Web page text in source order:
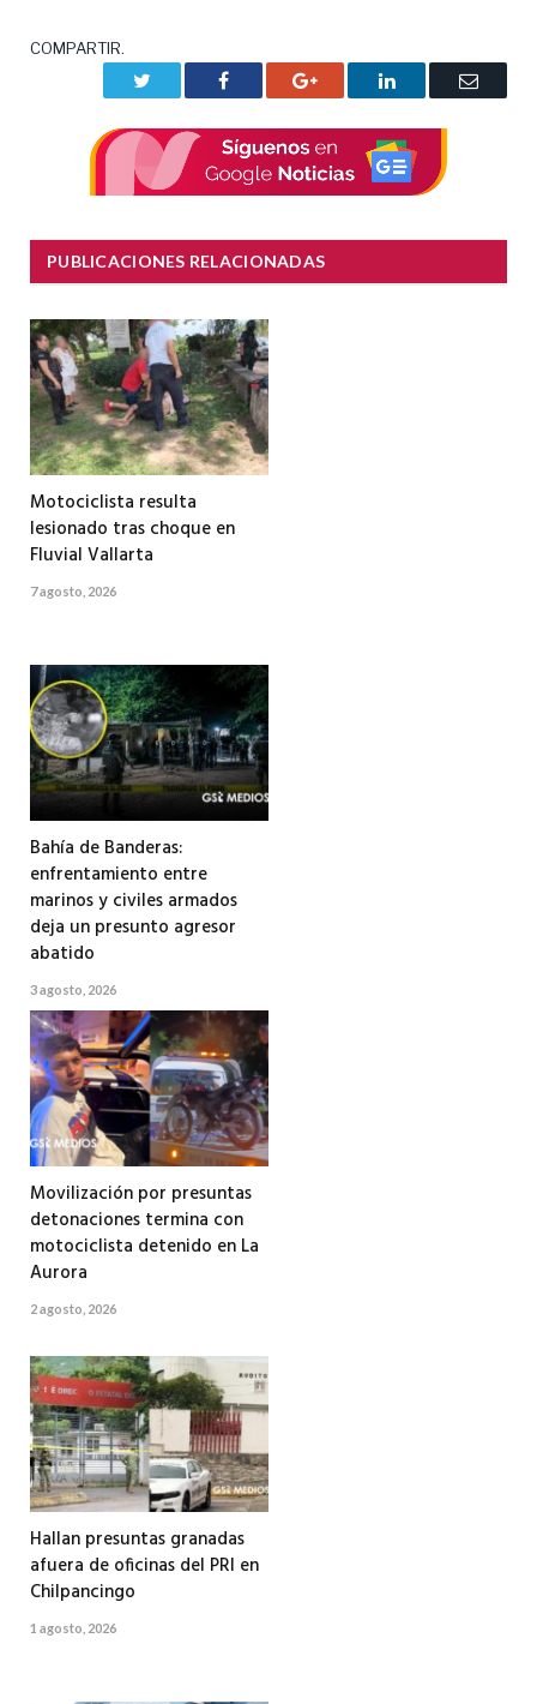
COMPARTIR.
Facebook Google+ LinkedIn
Correo
PUBLICACIONES RELACIONADAS
Motociclista resulta
lesionado tras choque en
Fluvial Vallarta
7 agosto, 2026
Bahía de Banderas:
enfrentamiento entre
marinos y civiles armados
deja un presunto agresor
abatido
3 agosto, 2026
Movilización por presuntas
detonaciones termina con
motociclista detenido en La
Aurora
2 agosto, 2026
Hallan presuntas granadas
afuera de oficinas del PRI en
Chilpancingo
1 agosto, 2026